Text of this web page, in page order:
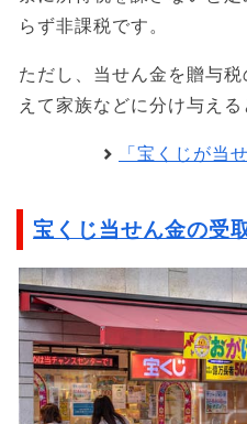
らず非課税です。
ただし、当せん金を贈与
えて家族などに分け与え
「宝くじが当
宝くじ当せん金の受